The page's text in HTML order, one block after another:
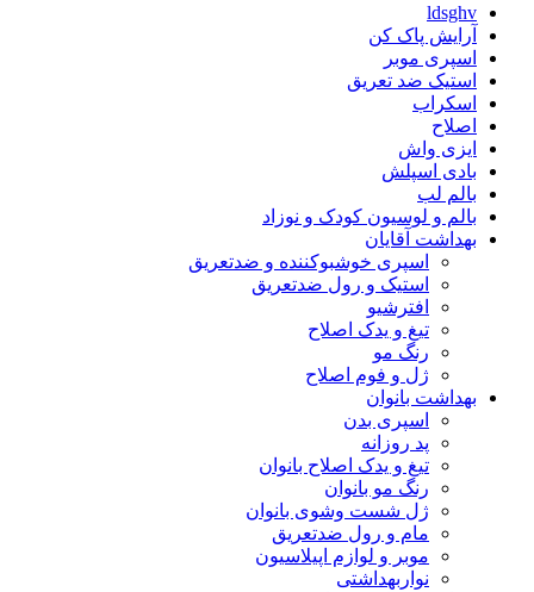
ldsghv
آرایش پاک کن
اسپری موبر
استیک ضد تعریق
اسکراب
اصلاح
ایزی واش
بادی اسپلش
بالم لب
بالم و لوسیون کودک و نوزاد
بهداشت آقایان
اسپری خوشبوکننده و ضدتعریق
استیک و رول ضدتعریق
افترشیو
تیغ و یدک اصلاح
رنگ مو
ژل و فوم اصلاح
بهداشت بانوان
اسپری بدن
پد روزانه
تیغ و یدک اصلاح بانوان
رنگ مو بانوان
ژل شست وشوی بانوان
مام و رول ضدتعریق
موبر و لوازم اپیلاسیون
نواربهداشتی